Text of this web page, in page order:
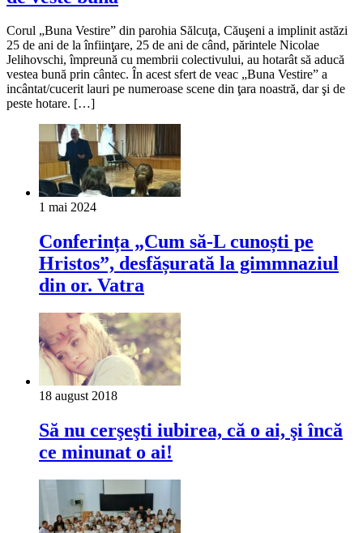
Corul „Buna Vestire” din parohia Sălcuţa, Căuşeni a implinit astăzi
25 de ani de la înfiinţare, 25 de ani de când, părintele Nicolae
Jelihovschi, împreună cu membrii colectivului, au hotarât să aducă
vestea bună prin cântec. În acest sfert de veac „Buna Vestire” a
incântat/cucerit lauri pe numeroase scene din ţara noastră, dar şi de
peste hotare. […]
1 mai 2024
Conferința „Cum să-L cunoști pe
Hristos”, desfășurată la gimmnaziul
din or. Vatra
18 august 2018
Să nu cerşeşti iubirea, că o ai, şi încă
ce minunat o ai!